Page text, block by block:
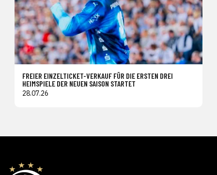
FREIER EINZELTICKET-VERKAUF FÜR DIE ERSTEN DREI
HEIMSPIELE DER NEUEN SAISON STARTET
28.07.26